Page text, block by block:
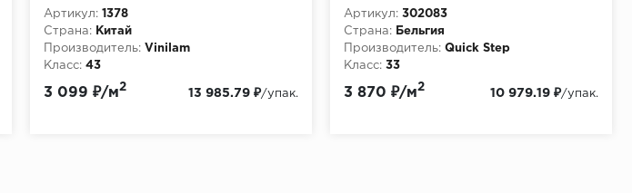
Артикул: 1378
Страна:
Китай
Производитель: Vinilam
Класс: 43
Толщина, мм:
3 099 ₽/м2
13 985.79 ₽/упак.
пилёный
Артикул: 302083
Страна:
Бельгия
Производитель: Quick Step
Класс: 33
Толщина, мм:
3 870 ₽/м2
10 979.19 ₽/упак.